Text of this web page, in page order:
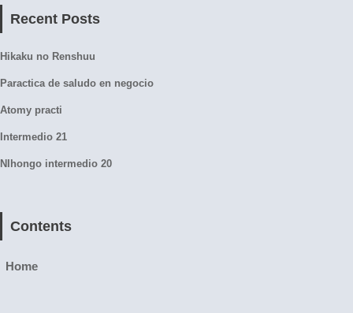
Recent Posts
Hikaku no Renshuu
Paractica de saludo en negocio
Atomy practi
Intermedio 21
NIhongo intermedio 20
Contents
Home